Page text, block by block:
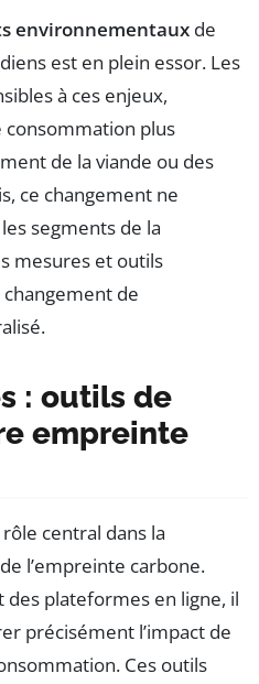
environnementaux de
est en plein essor. Les
à ces enjeux,
plus
de la viande ou des
ce changement ne
segments de la
mesures et outils
de
: outils de
empreinte
central dans la
l’empreinte carbone.
des plateformes en ligne, il
précisément l’impact de
Ces outils